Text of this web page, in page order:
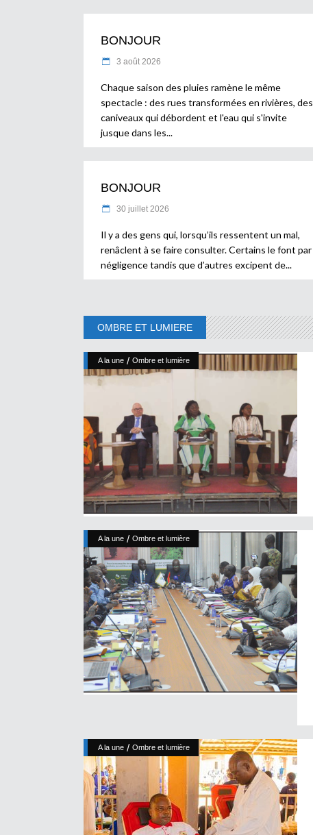
BONJOUR
3 août 2026
Chaque saison des pluies ramène le même
spectacle : des rues transformées en rivières, des
caniveaux qui débordent et l'eau qui s'invite
jusque dans les
BONJOUR
30 juillet 2026
Il y a des gens qui, lorsqu’ils ressentent un mal,
renâclent à se faire consulter. Certains le font par
négligence tandis que d’autres excipent de
OMBRE ET LUMIERE
A la une / Ombre et lumière
A la une / Ombre et lumière
A la une / Ombre et lumière